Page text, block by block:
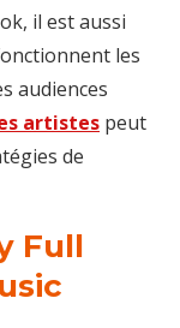
il est aussi
les
audiences
artistes peut
de
Full